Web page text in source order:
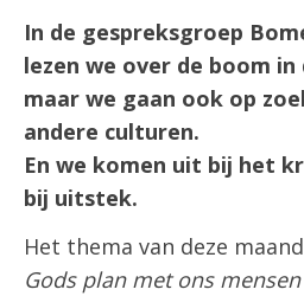
In de gespreksgroep
lezen we over de boom in
maar we gaan ook op
andere culturen.
En we komen uit bij het
bij uitstek.
Het thema van deze
Gods plan met ons mensen